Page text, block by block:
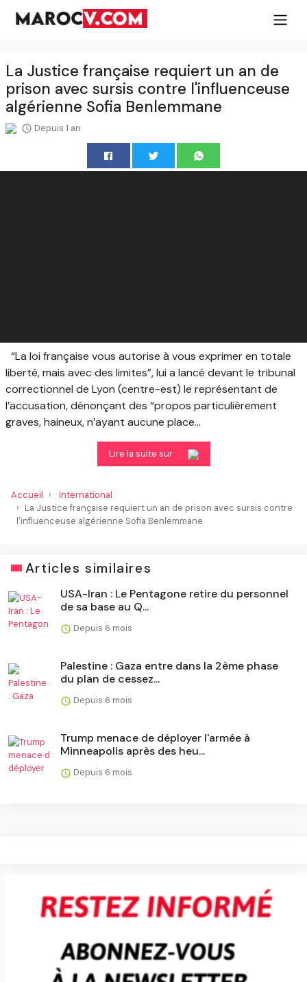
La Justice française requiert un an de
prison avec sursis contre l'influenceuse
algérienne Sofia Benlemmane
Depuis 1 an
“La loi française vous autorise à vous exprimer en totale
liberté, mais avec des limites”, lui a lancé devant le tribunal
correctionnel de Lyon (centre-est) le représentant de
l’accusation, dénonçant des “propos particulièrement
graves, haineux, n’ayant aucune place...
Lire la suite sur
Accueil
International
La Justice française requiert un an de prison avec sursis contre
l'influenceuse algérienne Sofia Benlemmane
Articles similaires
​USA-Iran : Le Pentagone retire du personnel
de sa base au Q...
Depuis 6 mois
​Palestine : Gaza entre dans la 2ème phase
du plan de cessez...
Depuis 6 mois
Trump menace de déployer l'armée à
Minneapolis après des heu...
Depuis 6 mois